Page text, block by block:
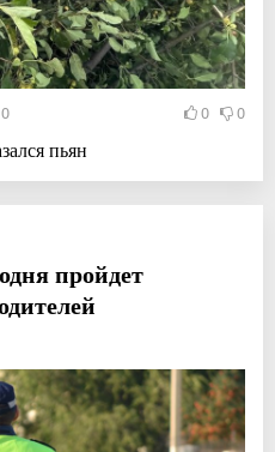
0 0
пьян
пройдет